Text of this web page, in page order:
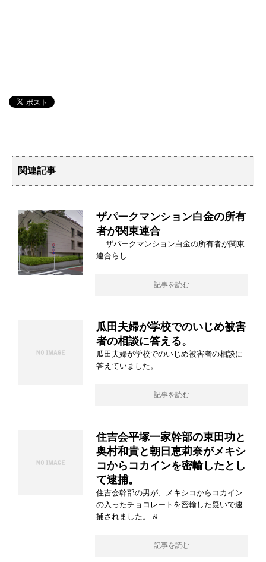
関連記事
ザパークマンション白金の所有
者が関東連合
ザパークマンション白金の所有者が関東
連合らし
記事を読む
瓜田夫婦が学校でのいじめ被害
者の相談に答える。
瓜田夫婦が学校でのいじめ被害者の相談に
答えていました。
記事を読む
住吉会平塚一家幹部の東田功と
奥村和貴と朝日恵莉奈がメキシ
コからコカインを密輸したとし
て逮捕。
住吉会幹部の男が、メキシコからコカイン
の入ったチョコレートを密輸した疑いで逮
捕されました。 &
記事を読む